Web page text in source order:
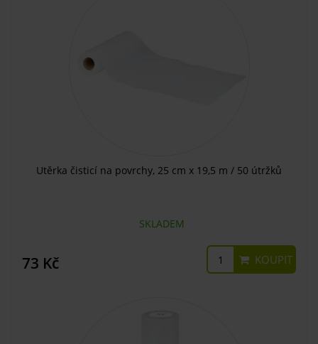
Utěrka čisticí na povrchy, 25 cm x 19,5 m / 50 útržků
SKLADEM
73 Kč KOUPIT